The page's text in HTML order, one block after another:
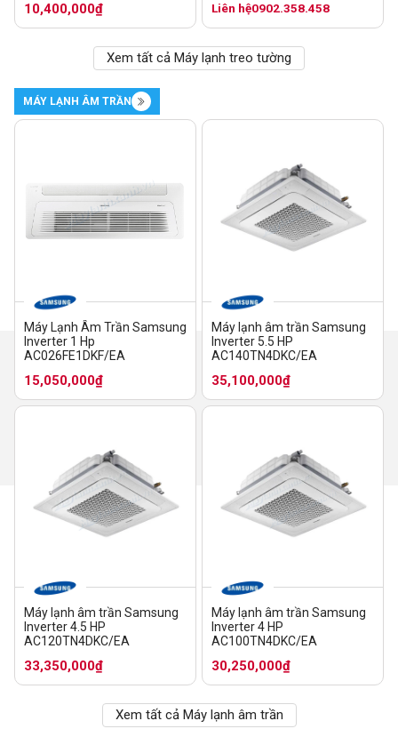
10,400,000₫
Liên hệ0902.358.458
Xem tất cả Máy lạnh treo tường
MÁY LẠNH ÂM TRẦN
Máy Lạnh Âm Trần Samsung
Inverter 1 Hp
AC026FE1DKF/EA
15,050,000₫
Máy lạnh âm trần Samsung
Inverter 5.5 HP
AC140TN4DKC/EA
35,100,000₫
Máy lạnh âm trần Samsung
Inverter 4.5 HP
AC120TN4DKC/EA
33,350,000₫
Máy lạnh âm trần Samsung
Inverter 4 HP
AC100TN4DKC/EA
30,250,000₫
Xem tất cả Máy lạnh âm trần